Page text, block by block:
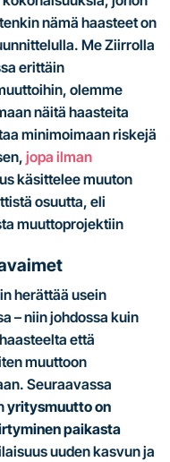
nämä haasteet on
Me Ziirrolla
erittäin
olemme
näitä haasteita
minimoimaan riskejä
jopa ilman
käsittelee muuton
osuutta, eli
muuttoprojektiin
herättää usein
– niin johdossa kuin
että
muuttoon
Seuraavassa
yritysmuutto on
paikasta
uuden kasvun ja